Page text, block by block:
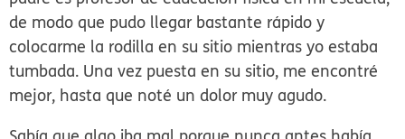
de modo que pudo llegar bastante rápido y
colocarme la rodilla en su sitio mientras yo estaba
tumbada. Una vez puesta en su sitio, me encontré
mejor, hasta que noté un dolor muy agudo.